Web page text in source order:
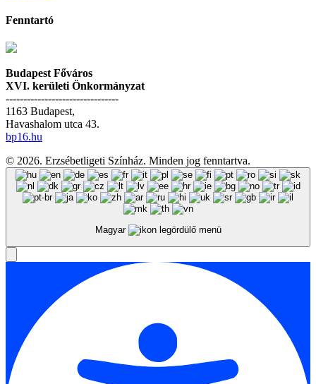
Fenntartó
Budapest Főváros
XVI. kerületi Önkormányzat
--------------------------------
1163 Budapest,
Havashalom utca 43.
bp16.hu
© 2026. Erzsébetligeti Színház. Minden jog fenntartva.
Magyar